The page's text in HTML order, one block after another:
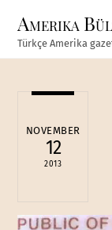
content
Amerika
Türkçe Amerika
NOVEMBER
12
2013